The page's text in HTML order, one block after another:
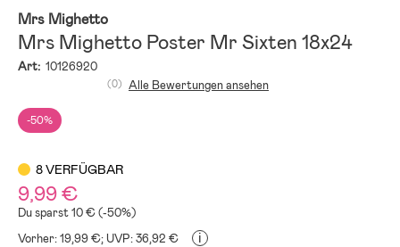
Mrs Mighetto
Mrs Mighetto Poster Mr Sixten 18x24
Art: 10126920
-50%
(0) Alle Bewertungen ansehen
8 VERFÜGBAR
9,99 €
Du sparst 10 € (-50%)
Vorher: 19,99 €; UVP: 36,92 € i